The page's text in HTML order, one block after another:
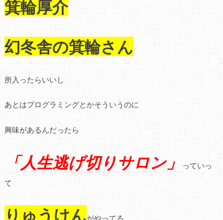
箕輪厚介
幻冬舎の箕輪さん
所入ったらいいし
あとはプログラミングとかそういうのに
興味があるんだったら
「人生逃げ切りサロン」
っていっ
て
りゅうけんがやってる